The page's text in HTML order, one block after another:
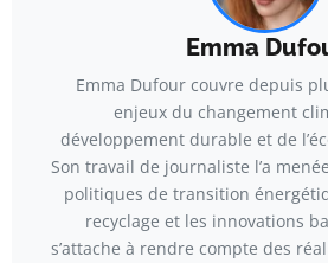
Emma
Emma Dufour couvre depuis
enjeux du changement
développement durable et de
Son travail de journaliste l’a
politiques de transition
recyclage et les innovations
s’attache à rendre compte des